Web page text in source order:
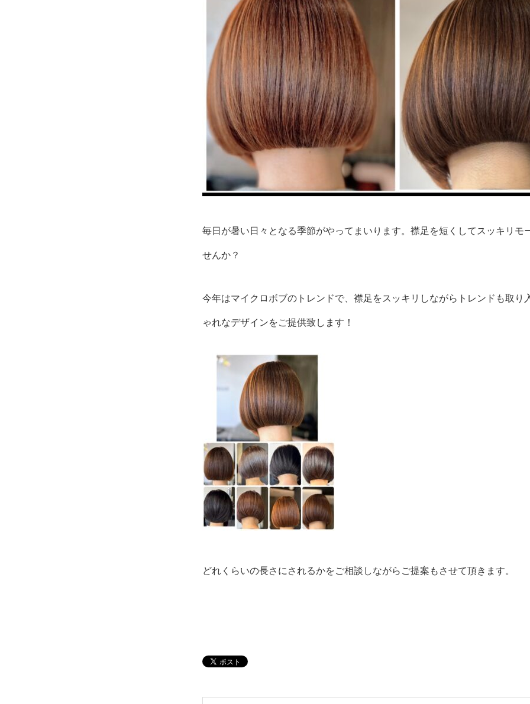
毎日が暑い日々となる季節がやってまいります。襟足を短くしてスッキリモ
せんか？
今年はマイクロボブのトレンドで、襟足をスッキリしながらトレンドも取り
ゃれなデザインをご提供致します！
どれくらいの長さにされるかをご相談しながらご提案もさせて頂きます。